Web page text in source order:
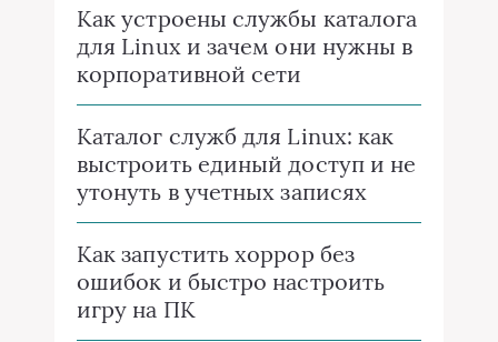
Как устроены службы каталога
для Linux и зачем они нужны в
корпоративной сети
Каталог служб для Linux: как
выстроить единый доступ и не
утонуть в учетных записях
Как запустить хоррор без
ошибок и быстро настроить
игру на ПК